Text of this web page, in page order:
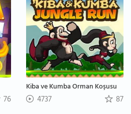
76
Kiba ve Kumba Orman Koşusu
4737 87